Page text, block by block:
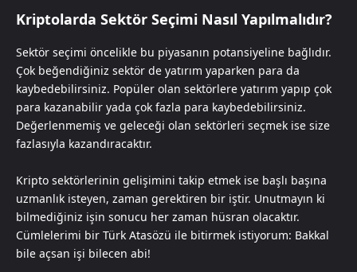
Kriptolarda Sektör Seçimi Nasıl Yapılmalıdır?
Sektör seçimi öncelikle bu piyasanın potansiyeline bağlıdır.
Çok beğendiğiniz sektör de yatırım yaparken para da
kaybedebilirsiniz. Popüler olan sektörlere yatırım yapıp çok
para kazanabilir yada çok fazla para kaybedebilirsiniz.
Değerlenmemiş ve geleceği olan sektörleri seçmek ise size
fazlasıyla kazandıracaktır.
Kripto sektörlerinin gelişimini takip etmek ise başlı başına
uzmanlık isteyen, zaman gerektiren bir iştir. Unutmayın ki
bilmediğiniz işin sonucu her zaman hüsran olacaktır.
Cümlelerimi bir Türk Atasözü ile bitirmek istiyorum: Bakkal
bile açsan işi bilecen abi!